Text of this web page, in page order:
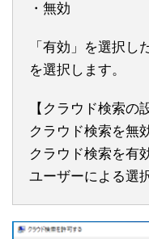
・無効
「有効」を選択し
を選択します。
【クラウド検索の
クラウド検索を無
クラウド検索を有
ユーザーによる選